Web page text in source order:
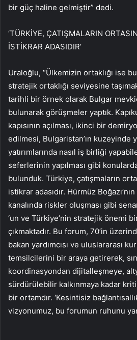
bir güç haline gelmiştir” dedi.
‘TÜRKİYE, ÇATIŞMALARIN
İSTİKRAR ADASIDIR’
Uraloğlu, “Ülkemizin ortaklığı ise
stratejik ortaklığı seviyesine
tarihli bir örnek olarak Bulgar
bulunarak görüşmeler yaptık.
kapısının açılması, ikinci bir
edilmesi, Bulgaristan’ın kuzeyinde
yatırımlarında nasıl iş birliği
seferlerinin yapılması gibi
bulunduk. Türkiye, çatışmaların
istikrar adasıdır. Hürmüz
kanalında riskler oluşması gibi
‘un ve Türkiye’nin stratejik önemi
çıkmaktadır. Bu forum, 70’in
bakan yardımcısı ve uluslararası
temsilcilerini bir araya getirerek,
koordinasyondan dijitalleşmeye,
sürdürülebilir kalkınmaya kadar
bir ortamdır. ‘Kesintisiz
vizyonumuz, bu forumun ruhunu